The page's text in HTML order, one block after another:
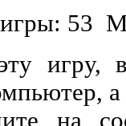
игры: 53
игру,
на